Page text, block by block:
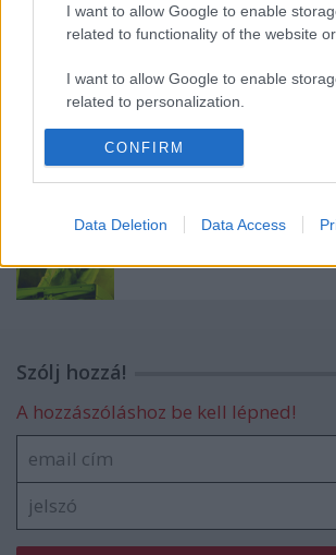
I want to allow Google to enable
related to functionality of the website or
I want to allow Google to enable
related to personalization.
I want to allow Google to enable storage
related to security, including
CONFIRM
Data Deletion Data Access
A Mr. Bungle-lel zenélt
Így szólt Mike Patton és
Brothers első közös
Yorkban
Szólj hozzá!
A hozzászóláshoz be kell lépned!